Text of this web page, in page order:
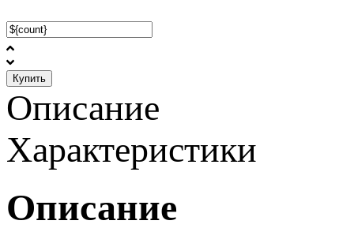
Купить
Описание
Характеристики
Описание